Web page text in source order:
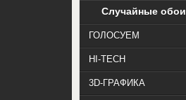
Случайные обои
ГОЛОСУЕМ
HI-TECH
3D-ГРАФИКА